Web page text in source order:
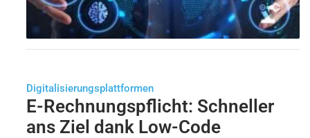
Digitalisierungsplattformen
E-Rechnungspflicht: Schneller
ans Ziel dank Low-Code